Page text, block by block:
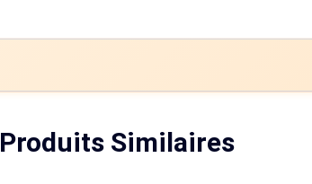
Produits Similaires